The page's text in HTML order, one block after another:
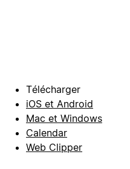
Télécharger
iOS et Android
Mac et Windows
Calendar
Web Clipper